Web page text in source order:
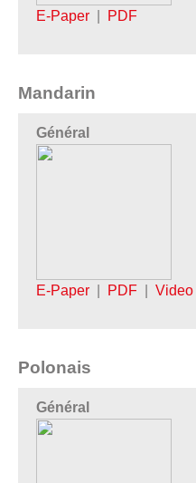
E-Paper PDF
Mandarin
Général
E-Paper PDF Video
Polonais
Général